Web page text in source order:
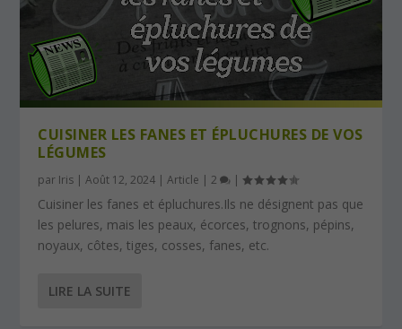
CUISINER LES FANES ET ÉPLUCHURES DE VOS
LÉGUMES
par Iris |Août 12, 2024 |Article |2 |
Cuisiner les fanes et épluchures.Ils ne désignent pas que
les pelures, mais les peaux, écorces, trognons, pépins,
noyaux, côtes, tiges, cosses, fanes, etc.
LIRE LA SUITE